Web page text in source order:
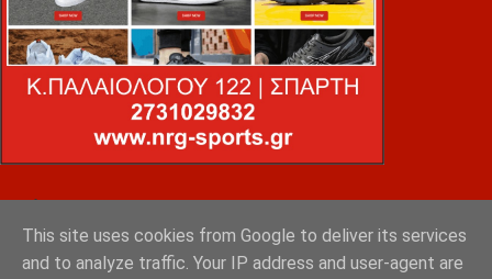
VOiD ΣΠΑΡΤΗ
This site uses cookies from Google to deliver its services
and to analyze traffic. Your IP address and user-agent are